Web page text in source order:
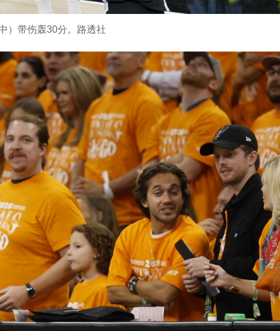
）带伤轰30分。路透社